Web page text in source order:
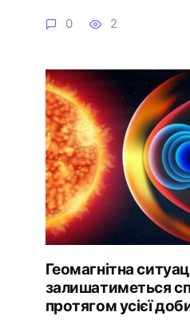
0 2
Геомагнітна
залишатиметься
протягом усієї